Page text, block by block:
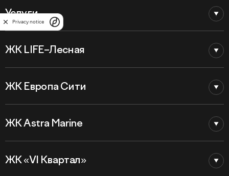
Услуги
ЖК LIFE–Лесная
ЖК Европа Сити
ЖК Astra Marine
ЖК «VI Квартал»
Privacy notice